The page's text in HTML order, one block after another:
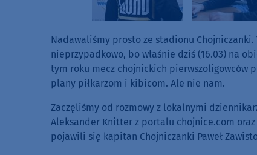
Nadawaliśmy prosto ze stadionu
nieprzypadkowo, bo właśnie dziś (16.03) na
tym roku mecz chojnickich pierwszoligowców
plany piłkarzom i kibicom. Ale nie nam.
Zaczęliśmy od rozmowy z lokalnymi
Aleksander Knitter z portalu chojnice.com
pojawili się kapitan Chojniczanki Paweł